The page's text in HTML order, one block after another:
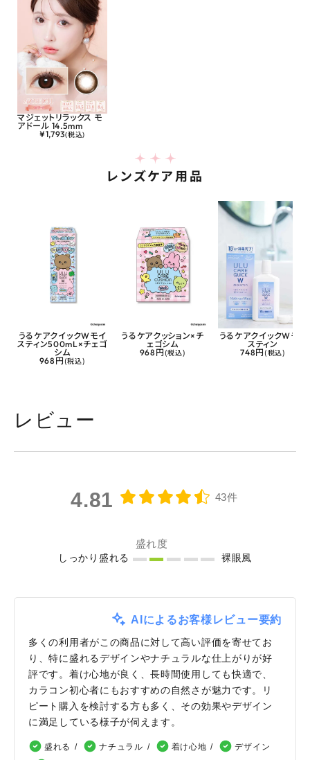
マジェットリラックス モ
アドール 14.5mm
¥1,793(税込)
レンズケア用品
うるケアクイックWモイ
スティン500mL×チェゴ
シム
968円 (税込)
うるケアクッション×チ
ェゴシム
968円 (税込)
うるケアクイックWモイ
スティン
748円 (税込)
レビュー
4.81 43件
盛れ度
しっかり盛れる 裸眼風
AIによるお客様レビュー要約
多くの利用者がこの商品に対して高い評価を寄せてお
り、特に盛れるデザインやナチュラルな仕上がりが好
評です。着け心地が良く、長時間使用しても快適で、
カラコン初心者にもおすすめの自然さが魅力です。リ
ピート購入を検討する方も多く、その効果やデザイン
に満足している様子が伺えます。
盛れる ナチュラル 着け心地
デザイン